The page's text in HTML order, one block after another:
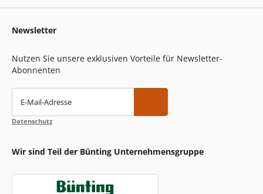
Newsletter
Nutzen Sie unsere exklusiven Vorteile für Newsletter-
Abonnenten
E-Mail-Adresse
Datenschutz
Wir sind Teil der Bünting Unternehmensgruppe